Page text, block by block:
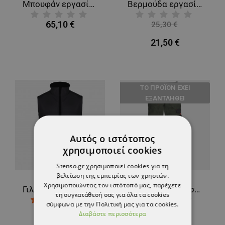
Μπουφάν εργασίας NEURUM DENIM
65,10 €
Βερμούδα εργασίας REVOLT LIGHT STRETCH GREEN
25,30 €
21,50 €
Γιλέκο AVEO BLACK Softshel
17,36 €
ТΟ ΠΡΟΪΌΝ ΈΧΕΙ
ΕΞΑΝΤΛΗΘΕΊ
Παντελόνι εργασίας PRISMA SUMMER OLIVE/BLACK
7,60 €
Αυτός ο ιστότοπος
χρησιμοποιεί cookies
Stenso.gr χρησιμοποιεί cookies για τη
βελτίωση της εμπειρίας των χρηστών.
Χρησιμοποιώντας τον ιστότοπό μας, παρέχετε
τη συγκατάθεσή σας για όλα τα cookies
σύμφωνα με την Πολιτική μας για τα cookies.
Διαβάστε περισσότερα